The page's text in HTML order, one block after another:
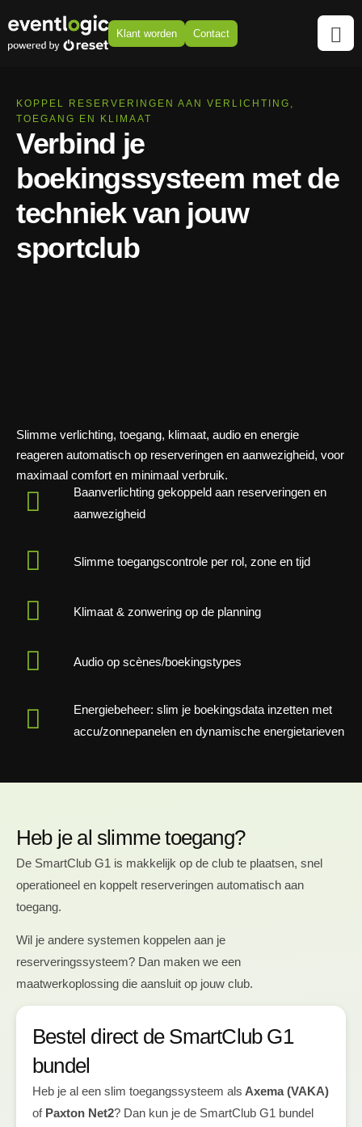
Klant worden Contact
KOPPEL RESERVERINGEN AAN VERLICHTING,
TOEGANG EN KLIMAAT
Verbind je
boekingssysteem met de
techniek van jouw
sportclub
Slimme verlichting, toegang, klimaat, audio en energie
reageren automatisch op reserveringen en aanwezigheid, voor
maximaal comfort en minimaal verbruik.
Baanverlichting gekoppeld aan reserveringen en
aanwezigheid
Slimme toegangscontrole per rol, zone en tijd
Klimaat & zonwering op de planning
Audio op scènes/boekingstypes
Energiebeheer: slim je boekingsdata inzetten met
accu/zonnepanelen en dynamische energietarieven
Heb je al slimme toegang?
De SmartClub G1 is makkelijk op de club te plaatsen, snel
operationeel en koppelt reserveringen automatisch aan
toegang.
Wil je andere systemen koppelen aan je
reserveringssysteem? Dan maken we een
maatwerkoplossing die aansluit op jouw club.
Bestel direct de SmartClub G1
bundel
Heb je al een slim toegangssysteem als Axema (VAKA)
of Paxton Net2? Dan kun je de SmartClub G1 bundel